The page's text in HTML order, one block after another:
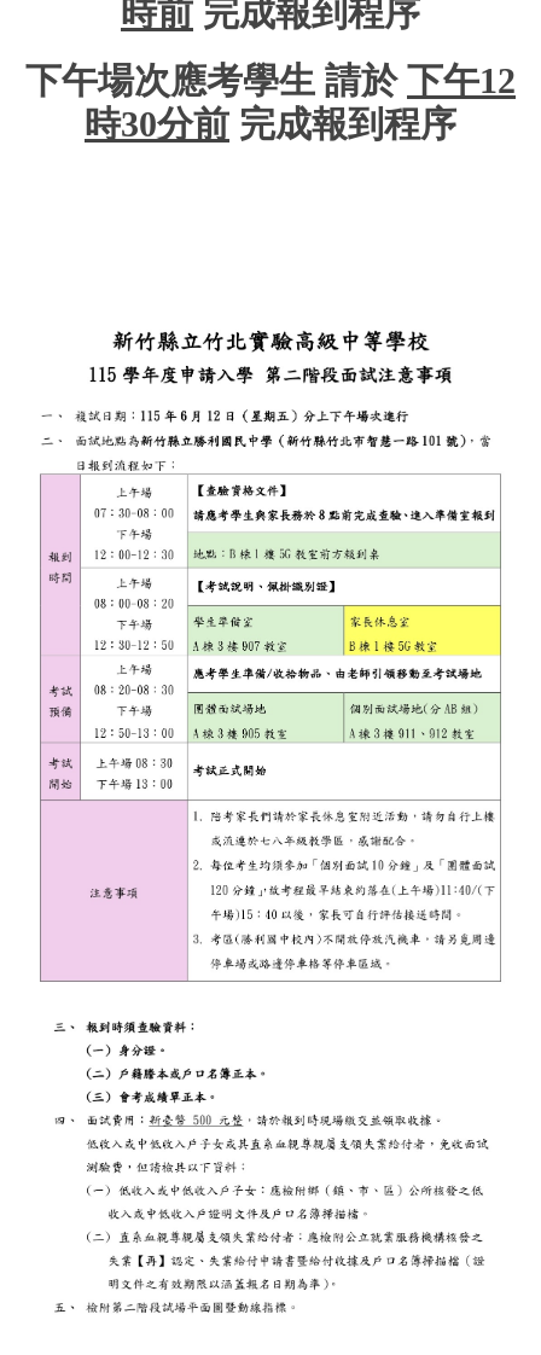
時前 完成報到程序
下午場次應考學生 請於 下午12
時30分前 完成報到程序